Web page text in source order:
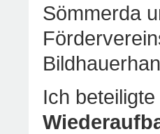
Sömmerda
Ich